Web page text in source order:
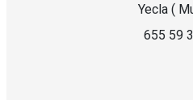
Yecla (
655 59